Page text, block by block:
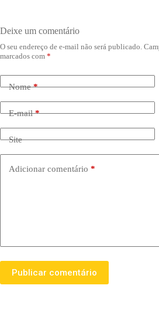
Deixe um comentário
O seu endereço de e-mail não será publicado.
marcados com *
Nome*
E-mail*
Site
Adicionar comentário *
Publicar comentário